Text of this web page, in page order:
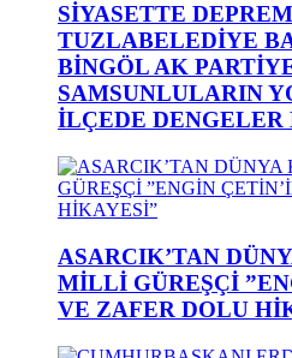
SİYASETTE
TUZLABELEDİYE
BİNGÖL AK
SAMSUNLULARIN
İLÇEDE DENGELER
ASARCIK’TAN
MİLLİ GÜREŞÇİ
VE ZAFER DOLU